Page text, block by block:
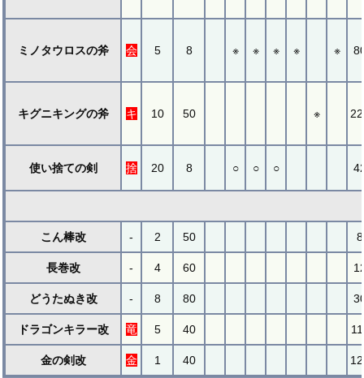
ミノタウロスの斧 会 5 8 ※ ※ ※ ※ ※
キグニキングの斧 キ 10 50 ※
使い捨ての剣 捨 20 8 ○ ○ ○
こん棒改 - 2 50
長巻改 - 4 60
どうたぬき改 - 8 80
ドラゴンキラー改 竜 5 40
金の剣改 金 1 40